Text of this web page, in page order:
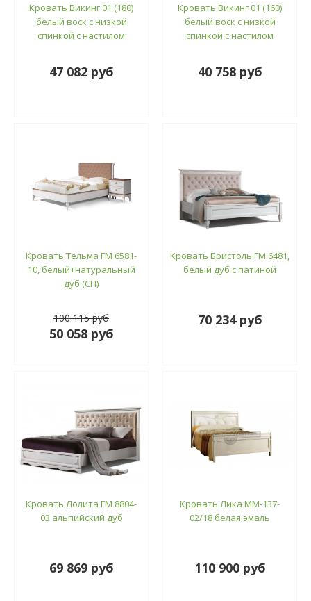
Кровать Викинг 01 (180)
белый воск с низкой
спинкой с настилом
47 082 руб
Кровать Викинг 01 (160)
белый воск с низкой
спинкой с настилом
40 758 руб
Кровать Тельма ГМ 6581-
10, белый+натуральный
дуб (СП)
100 115 руб
50 058 руб
Кровать Бристоль ГМ 6481,
белый дуб с патиной
70 234 руб
Кровать Лолита ГМ 8804-
03 альпийский дуб
69 869 руб
Кровать Лика ММ-137-
02/18 белая эмаль
110 900 руб